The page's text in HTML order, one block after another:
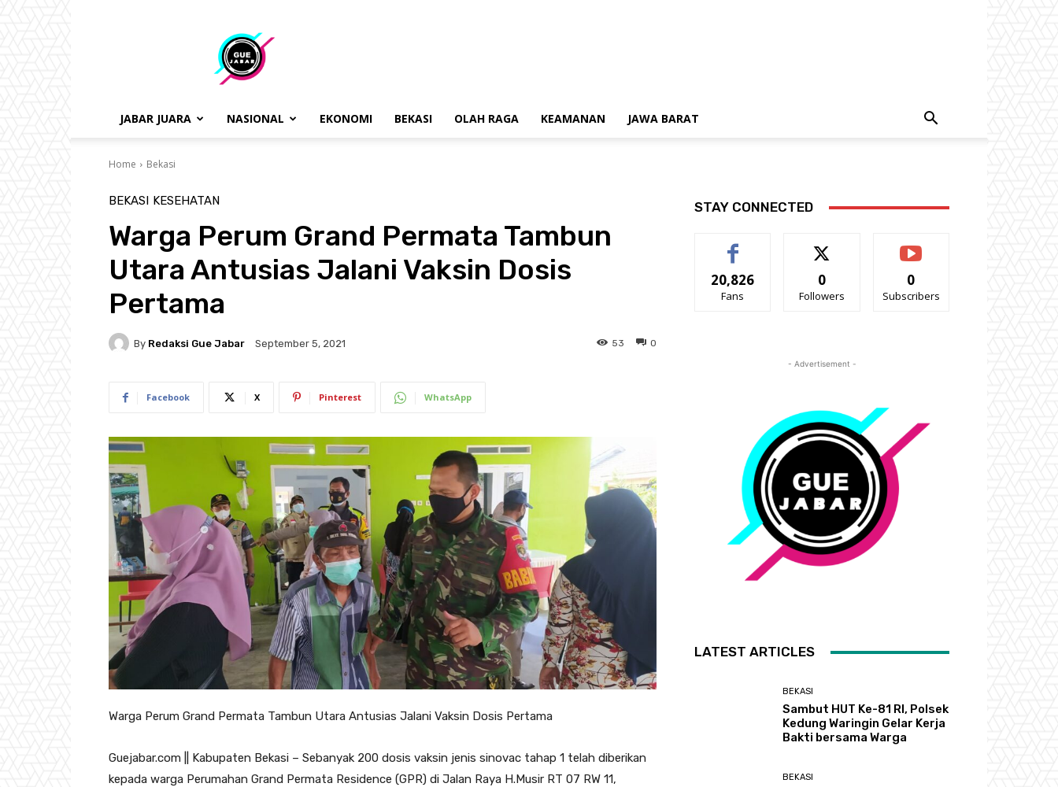
gue
jabar
JABAR JUARA NASIONAL EKONOMI BEKASI OLAH RAGA KEAMANAN JAWA BARAT
Home Bekasi
BEKASI KESEHATAN
Warga Perum Grand Permata Tambun
Utara Antusias Jalani Vaksin Dosis
Pertama
By Redaksi Gue Jabar September 5, 2021 0
53
Facebook X Pinterest WhatsApp
Warga Perum Grand Permata Tambun Utara Antusias Jalani Vaksin Dosis Pertama
Guejabar.com || Kabupaten Bekasi – Sebanyak 200 dosis vaksin jenis sinovac tahap 1 telah diberikan
kepada warga Perumahan Grand Permata Residence (GPR) di Jalan Raya H.Musir RT 07 RW 11,
STAY CONNECTED
20,826
Fans
0
Followers
0
Subscribers
- Advertisement -
LATEST ARTICLES
BEKASI
Sambut HUT Ke-81 RI, Polsek
Kedung Waringin Gelar Kerja
Bakti bersama Warga
BEKASI